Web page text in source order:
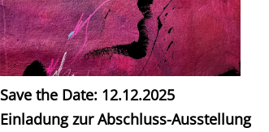
Save the Date: 12.12.2025
Einladung zur Abschluss-Ausstellung